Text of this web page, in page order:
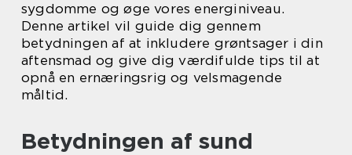
sygdomme og øge vores energiniveau.
Denne artikel vil guide dig gennem
betydningen af at inkludere grøntsager i din
aftensmad og give dig værdifulde tips til at
opnå en ernæringsrig og velsmagende
måltid.
Betydningen af sund